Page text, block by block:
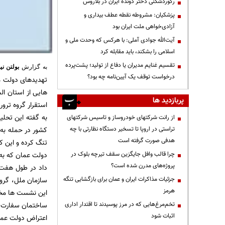
به گزارش بولتن
تهدیدهای
هایی از استان
استقرار گروه
به گفته این
کشور در حمله
تنگ کرده و این
دولت عمان که
داد در طول
سازمان ملل،
این نشست ها
ساختمان
اعتراض دولت
پزشکیان: مشروطه نقطه عطف بیداری و
آزادی‌خواهی ملت ایران بود
آیت‌الله جوادی آملی: با هرکس که وحدت ملی و
اسلامی را بشکند، باید مقابله کرد
تقسیم غنایم مدیران یا دفاع از تولید؛ پشت‌پرده
درخواست توقف یک آیین‌نامه چه بود؟
پربازدید ها
از رانت‌ شرکتهای خودروساز و تاسیس شرکتهای
تراستی در اروپا تا تسخیر دستگاه نظارتی با چه
هدفی صورت گرفته است
چرا قالب وافل جایگزین سقف تیرچه بلوک در
پروژه‌های مدرن شده است؟
جزئیات مذاکرات ایران و عمان برای بازگشایی تنگه
هرمز
تخم‌مرغ‌هایی که در مرز پوسیدند تا اقتدار اداری
اثبات شود